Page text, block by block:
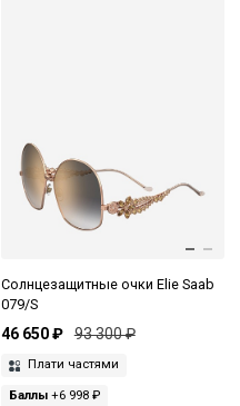
Солнцезащитные очки Elie Saab
079/S
46 650 ₽ 93 300 ₽
Плати частями
Баллы+6 998 ₽